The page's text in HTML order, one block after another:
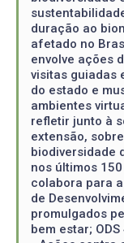
duração ao
afetado no
envolve ações
visitas guiadas
do estado e
ambientes
refletir junto à
extensão,
biodiversidade
nos últimos
colabora para
de
promulgados
bem estar;